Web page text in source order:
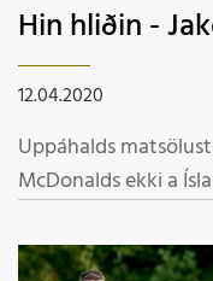
Hin hliðin -
12.04.2020
Uppáhalds
McDonalds ekki a